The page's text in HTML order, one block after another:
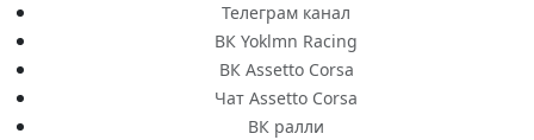
Телеграм канал
ВК Yoklmn Racing
ВК Assetto Corsa
Чат Assetto Corsa
ВК ралли